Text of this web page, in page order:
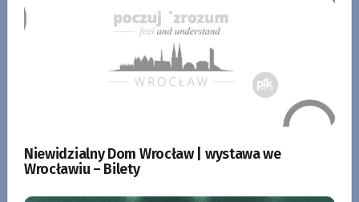
Niewidzialny Dom Wrocław | wystawa we
Wrocławiu – Bilety